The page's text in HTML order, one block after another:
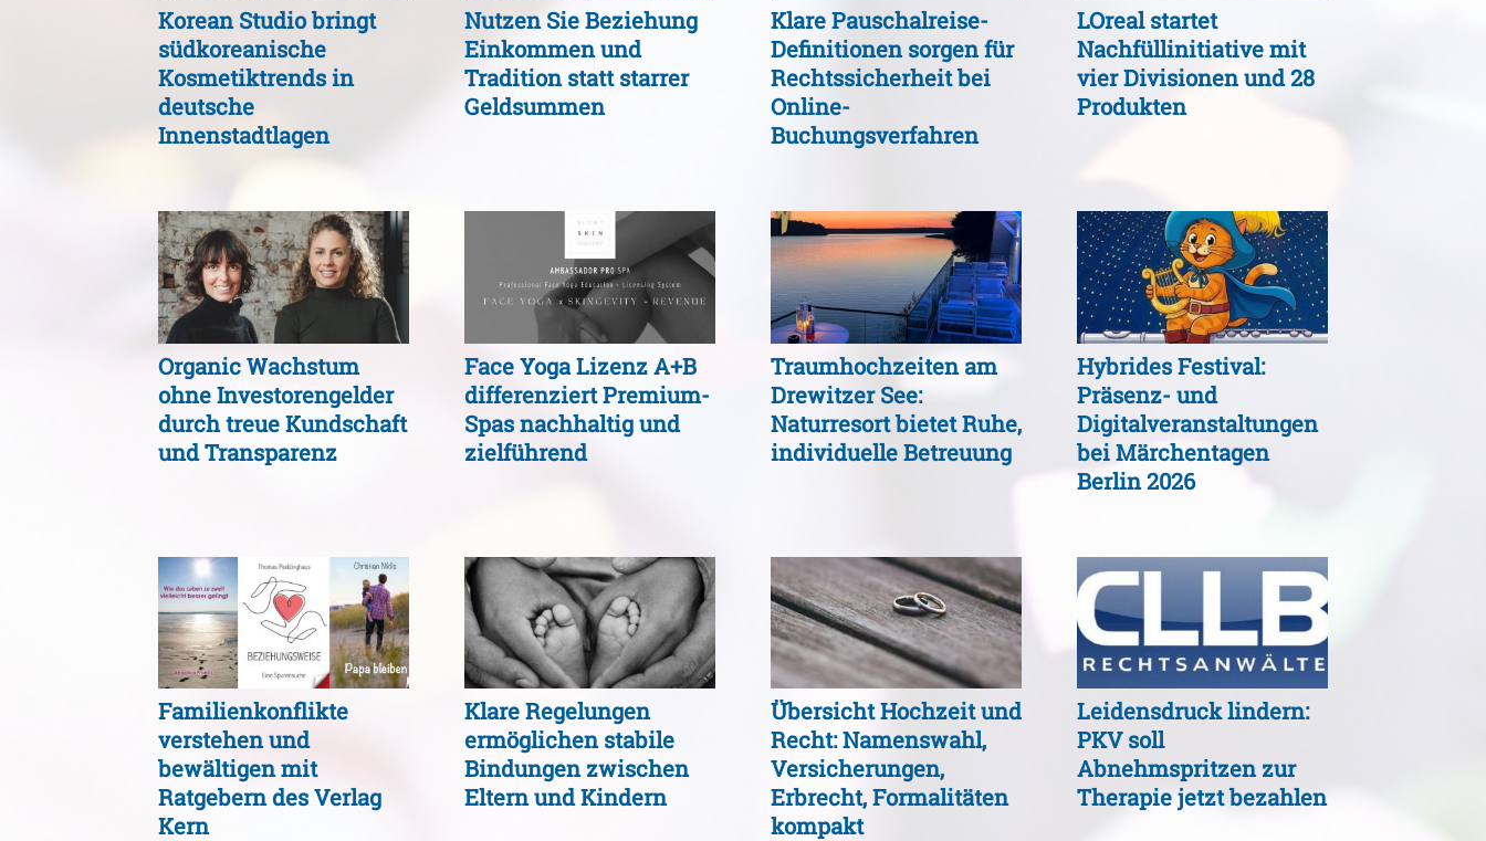
Korean Studio bringt
südkoreanische
Kosmetiktrends in
deutsche
Innenstadtlagen
Nutzen Sie Beziehung
Einkommen und
Tradition statt starrer
Geldsummen
Klare Pauschalreise-
Definitionen sorgen für
Rechtssicherheit bei
Online-
Buchungsverfahren
LOreal startet
Nachfüllinitiative mit
vier Divisionen und 28
Produkten
Organic Wachstum
ohne Investorengelder
durch treue Kundschaft
und Transparenz
Face Yoga Lizenz A+B
differenziert Premium-
Spas nachhaltig und
zielführend
Traumhochzeiten am
Drewitzer See:
Naturresort bietet Ruhe,
individuelle Betreuung
Hybrides Festival:
Präsenz- und
Digitalveranstaltungen
bei Märchentagen
Berlin 2026
Familienkonflikte
verstehen und
bewältigen mit
Ratgebern des Verlag
Kern
Klare Regelungen
ermöglichen stabile
Bindungen zwischen
Eltern und Kindern
Übersicht Hochzeit und
Recht: Namenswahl,
Versicherungen,
Erbrecht, Formalitäten
kompakt
Leidensdruck lindern:
PKV soll
Abnehmspritzen zur
Therapie jetzt bezahlen